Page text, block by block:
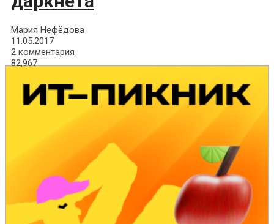
Мария Нефёдова
11.05.2017
2 комментария
82,967